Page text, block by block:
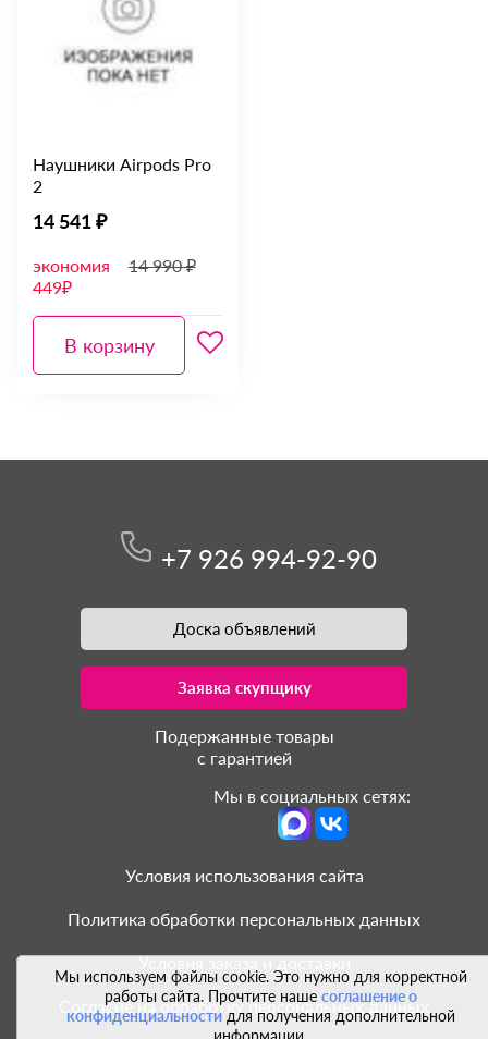
Наушники Airpods Pro
2
14 541 ₽
экономия
449₽
14 990 ₽
В корзину
Мы используем файлы cookie. Это нужно для корректной
работы сайта. Прочтите наше соглашение о
конфиденциальностидля получения дополнительной
информации.
+7 926 994-92-90
Доска объявлений
Заявка скупщику
Подержанные товары
с гарантией
Мы в социальных сетях:
Условия использования сайта
Политика обработки персональных данных
Условия заказа и доставки
Согласие на обработку персональных данных